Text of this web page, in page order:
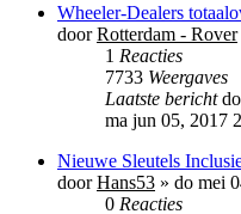
Wheeler-Dealers
doorRotterdam - Rover
1 Reacties
7733 Weergaves
Laatste bericht
ma jun 05, 2017
Nieuwe Sleutels
doorHans53 » do mei
0 Reacties